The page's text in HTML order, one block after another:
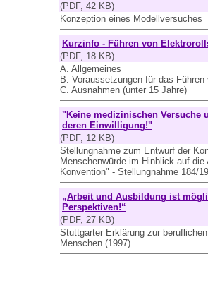
(PDF, 42 KB)
Konzeption eines Modellversuches
Kurzinfo - Führen von
(PDF, 18 KB)
A. Allgemeines
B. Voraussetzungen für das
C. Ausnahmen (unter 15 Jahre)
"Keine medizinischen Versuche
deren Einwilligung!"
(PDF, 12 KB)
Stellungnahme zum Entwurf der
Menschenwürde im Hinblick auf
Konvention" - Stellungnahme 184/
„Arbeit und Ausbildung ist
Perspektiven!“
(PDF, 27 KB)
Stuttgarter Erklärung zur
Menschen (1997)